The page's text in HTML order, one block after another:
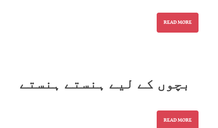
READ MORE
بچوں کے لیے ہنستے ہنستے
READ MORE